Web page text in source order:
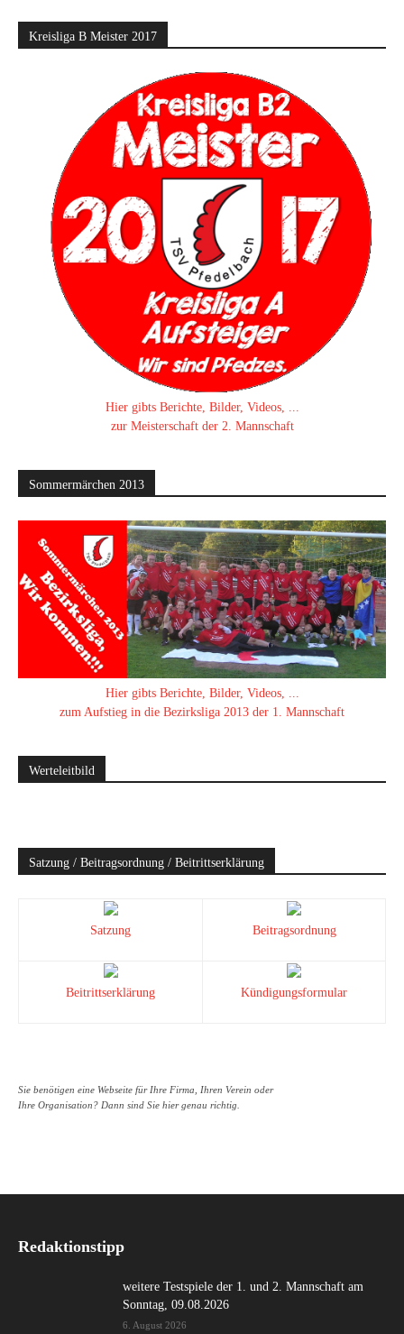
Kreisliga B Meister 2017
Hier gibts Berichte, Bilder, Videos, ...
zur Meisterschaft der 2. Mannschaft
Sommermärchen 2013
Hier gibts Berichte, Bilder, Videos, ...
zum Aufstieg in die Bezirksliga 2013 der 1. Mannschaft
Werteleitbild
Satzung / Beitragsordnung / Beitrittserklärung
Satzung Beitragsordnung
Beitrittserklärung Kündigungsformular
Sie benötigen eine Webseite für Ihre Firma, Ihren Verein oder
Ihre Organisation? Dann sind Sie hier genau richtig.
Redaktionstipp
weitere Testspiele der 1. und 2. Mannschaft am
Sonntag, 09.08.2026
6. August 2026